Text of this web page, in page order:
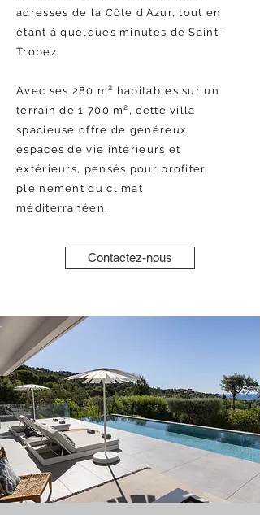
adresses de la Côte d’Azur, tout en
étant à quelques minutes de Saint-
Tropez.
Avec ses 280 m² habitables sur un
terrain de 1 700 m², cette villa
spacieuse offre de généreux
espaces de vie intérieurs et
extérieurs, pensés pour profiter
pleinement du climat
méditerranéen.
Contactez-nous